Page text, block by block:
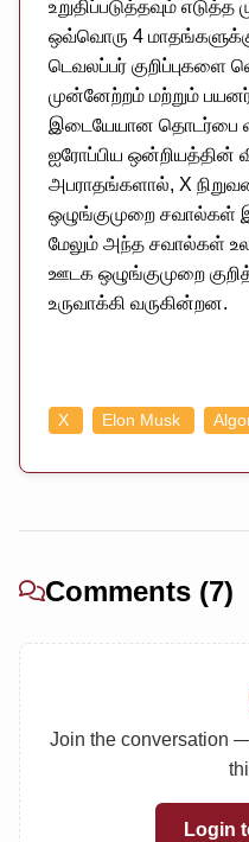
உறுதிப்படுத்தவும்
ஒவ்வொரு 4 மாதங்களுக்கும்
டெவலப்பர் குறிப்புகளை
முன்னேற்றம் மற்றும்
இடையேயான தொடர்பை
ஐரோப்பிய ஒன்றியத்தின்
அபராதங்களால், X
ஒழுங்குமுறை
மேலும் அந்த சவால்கள்
ஊடக ஒழுங்குமுறை
உருவாக்கி வருகின்றன.
X Elon Musk
Comments (7)
Join the conversation
Login